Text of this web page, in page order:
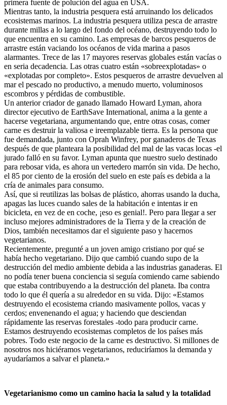
primera fuente de polución del agua en USA.
Mientras tanto, la industria pesquera está arruinando los delicados
ecosistemas marinos. La industria pesquera utiliza pesca de arrastre
durante millas a lo largo del fondo del océano, destruyendo todo lo
que encuentra en su camino. Las empresas de barcos pesqueros de
arrastre están vaciando los océanos de vida marina a pasos
alarmantes. Trece de las 17 mayores reservas globales están vacías o
en seria decadencia. Las otras cuatro están «sobreexplotadas» o
«explotadas por completo». Estos pesqueros de arrastre devuelven al
mar el pescado no productivo, a menudo muerto, voluminosos
escombros y pérdidas de combustible.
Un anterior criador de ganado llamado Howard Lyman, ahora
director ejecutivo de EarthSave International, anima a la gente a
hacerse vegetariana, argumentando que, entre otras cosas, comer
carne es destruir la valiosa e ireemplazable tierra. Es la persona que
fue demandada, junto con Oprah Winfrey, por ganaderos de Texas
después de que planteara la posibilidad del mal de las vacas locas -el
jurado falló en su favor. Lyman apunta que nuestro suelo destinado
para rebosar vida, es ahora un vertedero marrón sin vida. De hecho,
el 85 por ciento de la erosión del suelo en este país es debida a la
cría de animales para consumo.
Así, que si reutilizas las bolsas de plástico, ahorras usando la ducha,
apagas las luces cuando sales de la habitación e intentas ir en
bicicleta, en vez de en coche, ¡eso es genial!. Pero para llegar a ser
incluso mejores administradores de la Tierra y de la creación de
Dios, también necesitamos dar el siguiente paso y hacernos
vegetarianos.
Recientemente, pregunté a un joven amigo cristiano por qué se
había hecho vegetariano. Dijo que cambió cuando supo de la
destrucción del medio ambiente debida a las industrias ganaderas. El
no podía tener buena conciencia si seguía comiendo carne sabiendo
que estaba contribuyendo a la destrucción del planeta. Iba contra
todo lo que él quería a su alrededor en su vida. Dijo: «Estamos
destruyendo el ecosistema criando masivamente pollos, vacas y
cerdos; envenenando el agua; y haciendo que desciendan
rápidamente las reservas forestales -todo para producir carne.
Estamos destruyendo ecosistemas completos de los países más
pobres. Todo este negocio de la carne es destructivo. Si millones de
nosotros nos hiciéramos vegetarianos, reduciríamos la demanda y
ayudaríamos a salvar el planeta.»
Vegetarianismo como un camino hacia la salud y la totalidad